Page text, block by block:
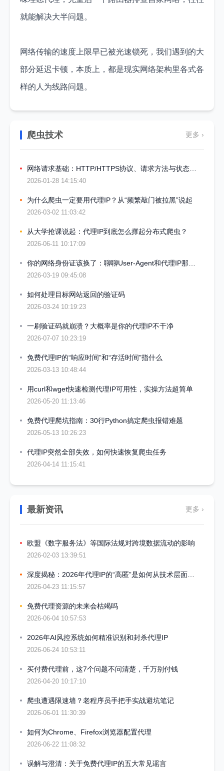
就能解决大半问题。
网络传输的速度上限早已被光速锁死，我们遇到的大
部分延迟卡顿，本质上，都是现实网络架构里各式各
样的人为线路问题。
爬虫技术 更多 ›
2026-01-28 14:15:40
为什么爬虫一定要用代理IP？从“频繁敲门被拉黑”说起
2026-03-02 11:03:42
从大学抢课说起：代理IP到底怎么撑起分布式爬虫？
2026-06-11 10:17:09
2026-03-19 09:45:08
如何处理目标网站返回的验证码
2026-03-24 10:19:23
一刷验证码就崩溃？大概率是你的代理IP不干净
2026-07-07 10:23:19
免费代理IP的“响应时间”和“存活时间”指什么
2026-03-13 10:48:44
用curl和wget快速检测代理IP可用性，实操方法超简单
2026-05-20 11:13:46
免费代理爬坑指南：30行Python搞定爬虫报错难题
2026-05-13 10:26:23
代理IP突然全部失效，如何快速恢复爬虫任务
2026-04-14 11:15:41
最新资讯 更多 ›
欧盟《数字服务法》等国际法规对跨境数据流动的影响
2026-02-03 13:39:51
2026-04-23 11:15:57
免费代理资源的未来会枯竭吗
2026-06-04 10:57:53
2026年AI风控系统如何精准识别和封杀代理IP
2026-06-24 10:53:11
买付费代理前，这7个问题不问清楚，千万别付钱
2026-04-20 10:17:10
爬虫遭遇限速墙？老程序员手把手实战避坑笔记
2026-06-01 11:30:39
如何为Chrome、Firefox浏览器配置代理
2026-06-22 11:08:32
误解与澄清：关于免费代理IP的五大常见谣言